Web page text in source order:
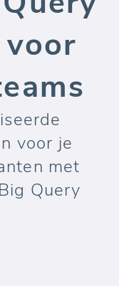
voor je
met
Query